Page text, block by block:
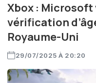
Xbox : Microsoft
vérification
Royaume-Uni
29/07/2025 À 20:20